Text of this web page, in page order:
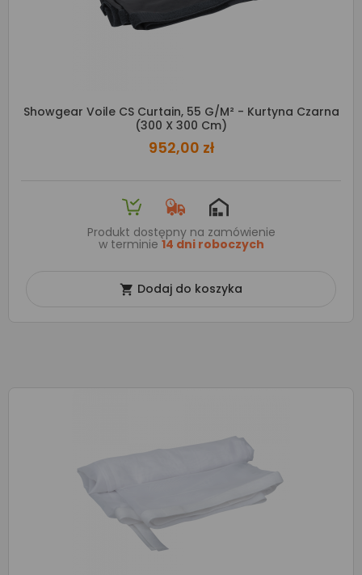
Showgear Voile CS Curtain, 55 G/m² - Kurtyna Czarna
(300 X 300 Cm)
952,00 zł
Produkt dostępny na zamówienie
w terminie 14 dni roboczych
 Dodaj do koszyka